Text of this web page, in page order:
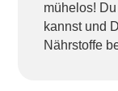
mühelos!
kannst und
Nährstoffe